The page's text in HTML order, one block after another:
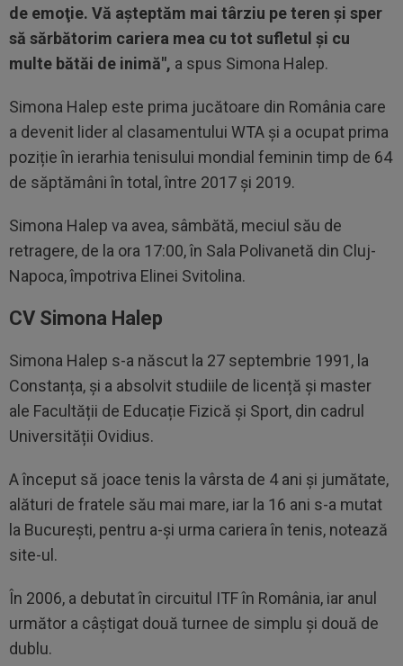
de emoţie. Vă aşteptăm mai târziu pe teren şi sper
să sărbătorim cariera mea cu tot sufletul şi cu
multe bătăi de inimă", a spus Simona Halep.
Simona Halep este prima jucătoare din România care
a devenit lider al clasamentului WTA și a ocupat prima
poziție în ierarhia tenisului mondial feminin timp de 64
de săptămâni în total, între 2017 și 2019.
Simona Halep va avea, sâmbătă, meciul său de
retragere, de la ora 17:00, în Sala Polivanetă din Cluj-
Napoca, împotriva Elinei Svitolina.
CV Simona Halep
Simona Halep s-a născut la 27 septembrie 1991, la
Constanța, și a absolvit studiile de licență și master
ale Facultății de Educație Fizică și Sport, din cadrul
Universității Ovidius.
A început să joace tenis la vârsta de 4 ani și jumătate,
alături de fratele său mai mare, iar la 16 ani s-a mutat
la București, pentru a-și urma cariera în tenis, notează
site-ul.
În 2006, a debutat în circuitul ITF în România, iar anul
următor a câștigat două turnee de simplu și două de
dublu.